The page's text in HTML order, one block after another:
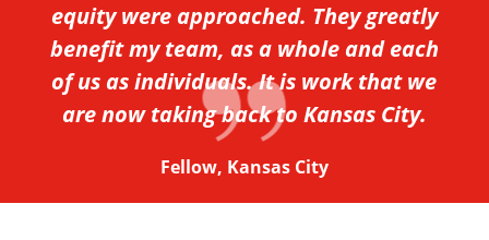
equity were approached. They greatly
benefit my team, as a whole and each
of us as individuals. It is work that we
are now taking back to Kansas City.
Fellow, Kansas City